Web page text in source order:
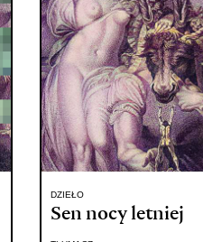
DZIEŁO
Sen nocy letniej